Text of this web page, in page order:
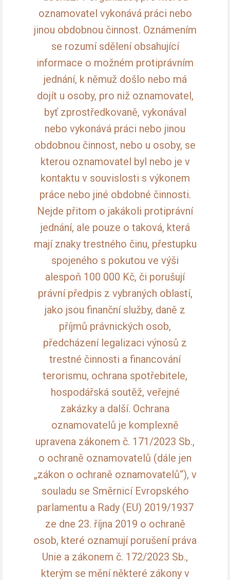
oznamovatel vykonává práci nebo
jinou obdobnou činnost. Oznámením
se rozumí sdělení obsahující
informace o možném protiprávním
jednání, k němuž došlo nebo má
dojít u osoby, pro niž oznamovatel,
byť zprostředkovaně, vykonával
nebo vykonává práci nebo jinou
obdobnou činnost, nebo u osoby, se
kterou oznamovatel byl nebo je v
kontaktu v souvislosti s výkonem
práce nebo jiné obdobné činnosti.
Nejde přitom o jakákoli protiprávní
jednání, ale pouze o taková, která
mají znaky trestného činu, přestupku
spojeného s pokutou ve výši
alespoň 100 000 Kč, či porušují
právní předpis z vybraných oblastí,
jako jsou finanční služby, daně z
příjmů právnických osob,
předcházení legalizaci výnosů z
trestné činnosti a financování
terorismu, ochrana spotřebitele,
hospodářská soutěž, veřejné
zakázky a další. Ochrana
oznamovatelů je komplexně
upravena zákonem č. 171/2023 Sb.,
o ochraně oznamovatelů (dále jen
„zákon o ochraně oznamovatelů“), v
souladu se Směrnicí Evropského
parlamentu a Rady (EU) 2019/1937
ze dne 23. října 2019 o ochraně
osob, které oznamují porušení práva
Unie a zákonem č. 172/2023 Sb.,
kterým se mění některé zákony v